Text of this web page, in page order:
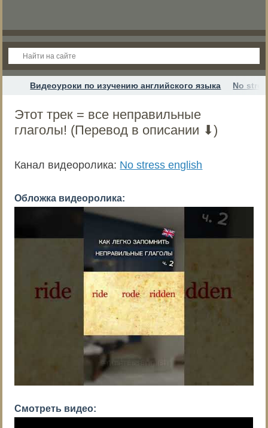
Видеоуроки по изучению английского языка No
Этот трек = все неправильные
глаголы! (Перевод в описании ⬇️)
Канал видеоролика: No stress english
Обложка видеоролика:
Смотреть видео: